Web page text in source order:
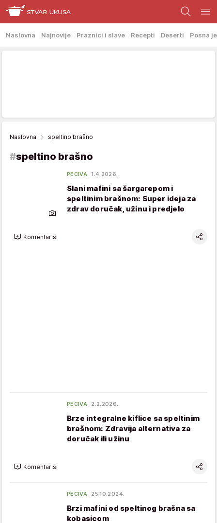
Naslovna Najnovije Praznici i slave Recepti Deserti Posna
Naslovna speltino brašno
#speltino brašno
PECIVA 1.4.2026.
Slani mafini sa šargarepom i
speltinim brašnom: Super ideja za
zdrav doručak, užinu i predjelo
Komentariši
PECIVA 2.2.2026.
Brze integralne kiflice sa speltinim
brašnom: Zdravija alternativa za
doručak ili užinu
Komentariši
PECIVA 25.10.2024.
Brzi mafini od speltinog brašna sa
kobasicom